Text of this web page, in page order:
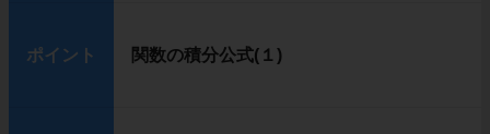
ポイント 関数の積分公式(１)